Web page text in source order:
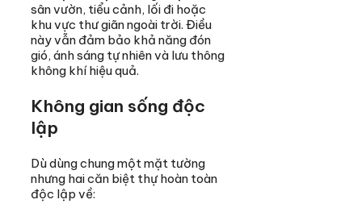
sân vườn, tiểu cảnh, lối đi hoặc
khu vực thư giãn ngoài trời. Điều
này vẫn đảm bảo khả năng đón
gió, ánh sáng tự nhiên và lưu thông
không khí hiệu quả.
Không gian sống độc
lập
Dù dùng chung một mặt tường
nhưng hai căn biệt thự hoàn toàn
độc lập về: